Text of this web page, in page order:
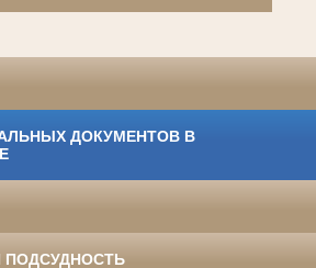
ДОКУМЕНТОВ В
ПОДСУДНОСТЬ